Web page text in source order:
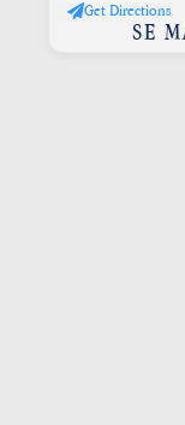
Get Directions
SE